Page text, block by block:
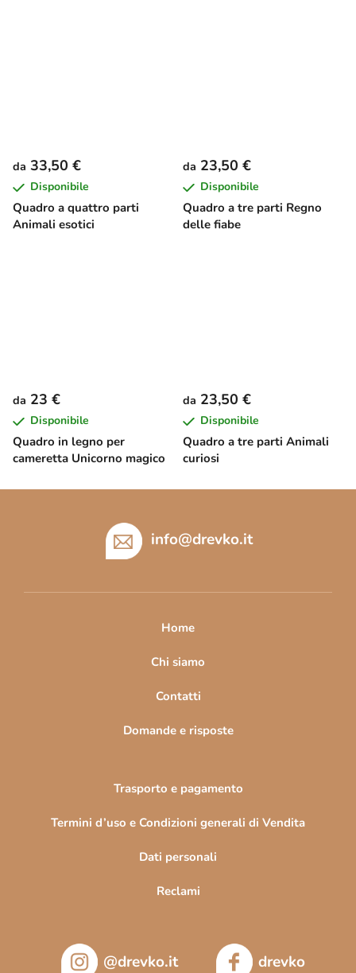
Quadro a quattro parti
Animali esotici
da 33,50 €
Disponibile
Quadro a tre parti Regno
delle fiabe
da 23,50 €
Disponibile
Quadro in legno per
cameretta Unicorno magico
da 23 €
Disponibile
Quadro a tre parti Animali
curiosi
da 23,50 €
Disponibile
info@drevko.it
Home
Chi siamo
Contatti
Domande e risposte
Trasporto e pagamento
Termini d’uso e Condizioni generali di Vendita
Dati personali
Reclami
@drevko.it drevko